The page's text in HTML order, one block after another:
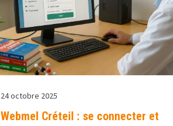
24 octobre 2025
Webmel Créteil : se connecter et